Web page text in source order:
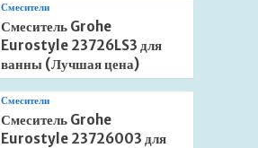
Смесители
Смеситель Grohe
Eurostyle 23726LS3 для
ванны (Лучшая цена)
Смесители
Смеситель Grohe
Eurostyle 23726003 для